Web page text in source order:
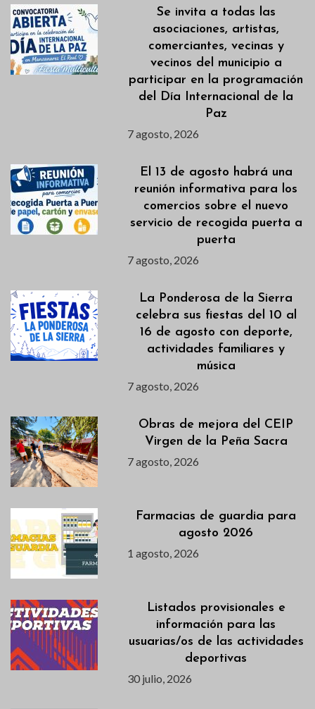
Se invita a todas las
asociaciones, artistas,
comerciantes, vecinas y
vecinos del municipio a
participar en la programación
del Día Internacional de la
Paz
7 agosto, 2026
El 13 de agosto habrá una
reunión informativa para los
comercios sobre el nuevo
servicio de recogida puerta a
puerta
7 agosto, 2026
La Ponderosa de la Sierra
celebra sus fiestas del 10 al
16 de agosto con deporte,
actividades familiares y
música
7 agosto, 2026
Obras de mejora del CEIP
Virgen de la Peña Sacra
7 agosto, 2026
Farmacias de guardia para
agosto 2026
1 agosto, 2026
Listados provisionales e
información para las
usuarias/os de las actividades
deportivas
30 julio, 2026